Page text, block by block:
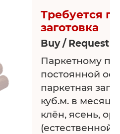
лиственницы,
Требуется
заготовка
Buy / Request >
Паркетному
постоянной
паркетная
куб.м. в месяц.
клён, ясень,
(естественной